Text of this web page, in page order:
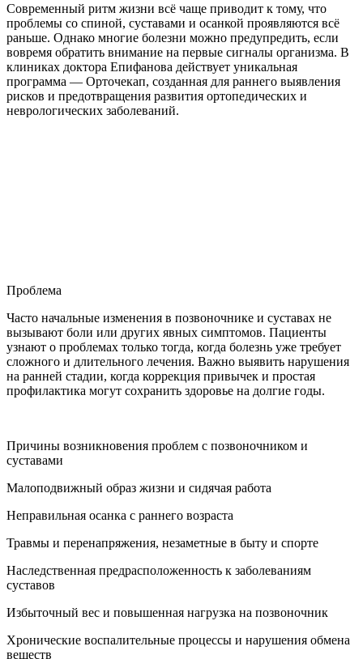
Современный ритм жизни всё чаще приводит к тому, что
проблемы со спиной, суставами и осанкой проявляются всё
раньше. Однако многие болезни можно предупредить, если
вовремя обратить внимание на первые сигналы организма. В
клиниках доктора Епифанова действует уникальная
программа — Орточекап, созданная для раннего выявления
рисков и предотвращения развития ортопедических и
неврологических заболеваний.
Проблема
Часто начальные изменения в позвоночнике и суставах не
вызывают боли или других явных симптомов. Пациенты
узнают о проблемах только тогда, когда болезнь уже требует
сложного и длительного лечения. Важно выявить нарушения
на ранней стадии, когда коррекция привычек и простая
профилактика могут сохранить здоровье на долгие годы.
Причины возникновения проблем с позвоночником и
суставами
Малоподвижный образ жизни и сидячая работа
Неправильная осанка с раннего возраста
Травмы и перенапряжения, незаметные в быту и спорте
Наследственная предрасположенность к заболеваниям
суставов
Избыточный вес и повышенная нагрузка на позвоночник
Хронические воспалительные процессы и нарушения обмена
веществ